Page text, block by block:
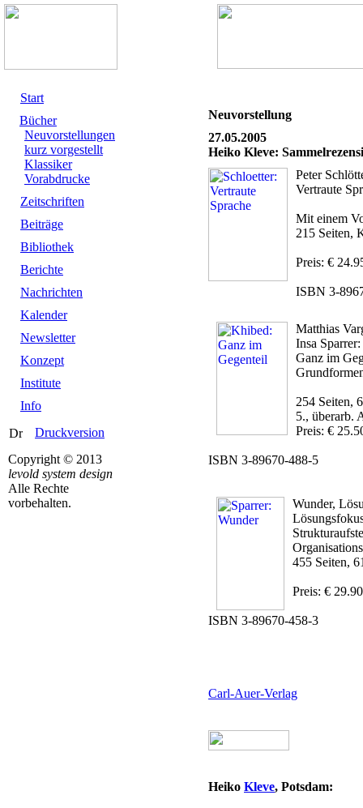
Start
Bücher
Neuvorstellungen
kurz vorgestellt
Klassiker
Vorabdrucke
Zeitschriften
Beiträge
Bibliothek
Berichte
Nachrichten
Kalender
Newsletter
Konzept
Institute
Info
Druckversion
Copyright © 2013
levold system design
Alle Rechte
vorbehalten.
Neuvorstellung
27.05.2005
Heiko Kleve:
Peter
Vertraute
Mit einem
215 Seiten,
Preis: €
ISBN 3-
Matthias
Insa Sparrer:
Ganz im
254 Seiten,
5., überarb.
Preis: €
ISBN 3-89670-488-5
Wunder,
455 Seiten,
Preis: €
ISBN 3-89670-458-3
Carl-Auer-Verlag
Heiko Kleve, Potsdam: